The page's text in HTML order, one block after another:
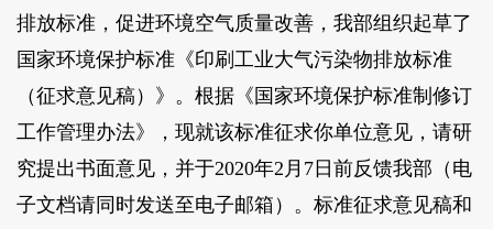
排放标准，促进环境空气质量改善，我部组织起草了
国家环境保护标准《印刷工业大气污染物排放标准
（征求意见稿）》。根据《国家环境保护标准制修订
工作管理办法》，现就该标准征求你单位意见，请研
究提出书面意见，并于2020年2月7日前反馈我部（电
子文档请同时发送至电子邮箱）。标准征求意见稿和